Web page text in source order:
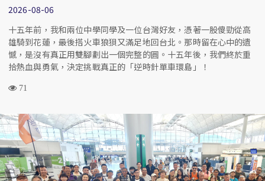
2026-08-06
十五年前，我和兩位中學同學及一位台灣好友，憑著一股傻勁從高
雄騎到花蓮，最後搭火車狼狽又滿足地回台北。那時留在心中的遺
憾，是沒有真正用雙腳劃出一個完整的圓。十五年後，我們終於重
拾熱血與勇氣，決定挑戰真正的「逆時針單車環島」！
71